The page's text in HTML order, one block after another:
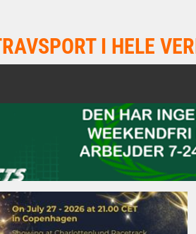
I HELE